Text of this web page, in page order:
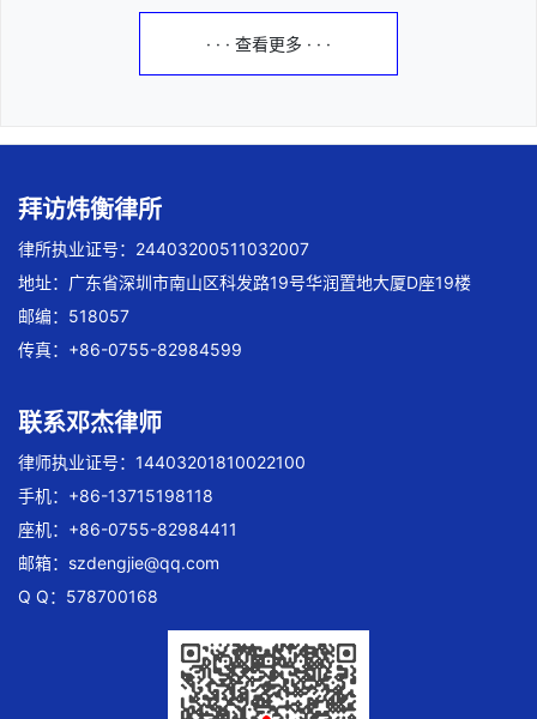
· · · 查看更多 · · ·
拜访炜衡律所
律所执业证号：24403200511032007
地址：广东省深圳市南山区科发路19号华润置地大厦D座19楼
邮编：518057
传真：+86-0755-82984599
联系邓杰律师
律师执业证号：14403201810022100
手机：+86-13715198118
座机：+86-0755-82984411
邮箱： szdengjie@qq.com
Q Q：578700168